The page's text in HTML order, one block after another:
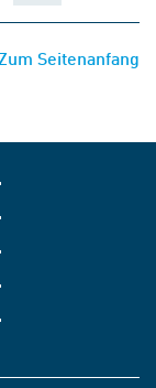
Zum Seitenanfang